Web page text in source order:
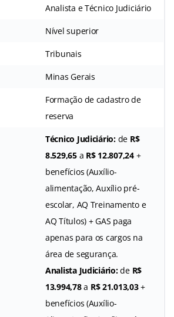
Analista e Técnico Judiciário
Nível superior
Tribunais
Minas Gerais
Formação de cadastro de
reserva
Técnico Judiciário:de R$
8.529,65a R$ 12.807,24+
benefícios (Auxílio-
alimentação, Auxílio pré-
escolar, AQ Treinamento e
AQ Títulos) + GAS paga
apenas para os cargos na
área de segurança.
Analista Judiciário:de R$
13.994,78a R$ 21.013,03+
benefícios (Auxílio-